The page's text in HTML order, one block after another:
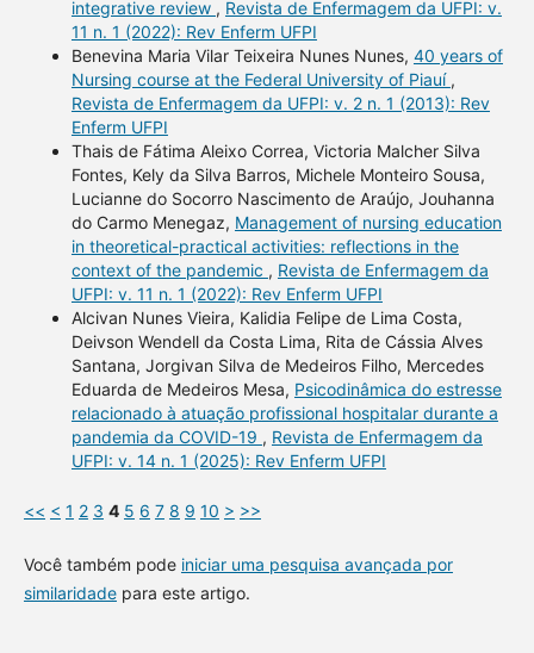
integrative review , Revista de Enfermagem da UFPI: v.
11 n. 1 (2022): Rev Enferm UFPI
Benevina Maria Vilar Teixeira Nunes Nunes, 40 years of
Nursing course at the Federal University of Piauí ,
Revista de Enfermagem da UFPI: v. 2 n. 1 (2013): Rev
Enferm UFPI
Thais de Fátima Aleixo Correa, Victoria Malcher Silva
Fontes, Kely da Silva Barros, Michele Monteiro Sousa,
Lucianne do Socorro Nascimento de Araújo, Jouhanna
do Carmo Menegaz, Management of nursing education
in theoretical-practical activities: reflections in the
context of the pandemic , Revista de Enfermagem da
UFPI: v. 11 n. 1 (2022): Rev Enferm UFPI
Alcivan Nunes Vieira, Kalidia Felipe de Lima Costa,
Deivson Wendell da Costa Lima, Rita de Cássia Alves
Santana, Jorgivan Silva de Medeiros Filho, Mercedes
Eduarda de Medeiros Mesa, Psicodinâmica do estresse
relacionado à atuação profissional hospitalar durante a
pandemia da COVID-19 , Revista de Enfermagem da
UFPI: v. 14 n. 1 (2025): Rev Enferm UFPI
<< < 1 2 3 4 5 6 7 8 9 10 > >>
Você também pode iniciar uma pesquisa avançada por
similaridadepara este artigo.